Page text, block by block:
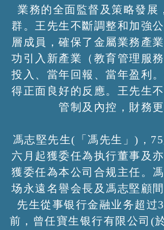
業務的全面監督及策略發展
群。王先生不斷調整和加強
層成員，確保了金屬業務產
功引入新產業（教育管理服
投入、當年回報、當年盈利
得正面良好的反應。王先生
管制及內控，財務更
馮志堅先生(「馮先生」)，
六月起獲委任為执行董事及
獲委任為本公司合规主任。
场永遠名譽会長及馮志堅顧
先生從事银行金融业务超过
前，曾任寶生银行有限公司(